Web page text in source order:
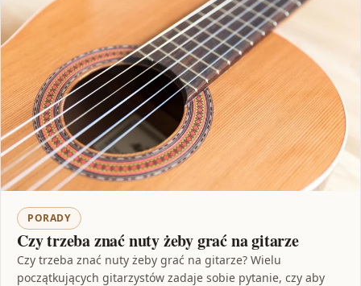
PORADY
Czy trzeba znać nuty żeby grać na gitarze
Czy trzeba znać nuty żeby grać na gitarze? Wielu
początkujących gitarzystów zadaje sobie pytanie, czy aby